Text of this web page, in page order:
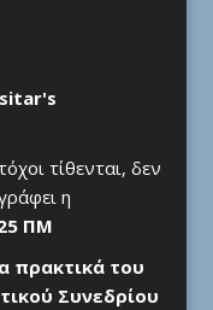
τίθενται, δεν
η
ΠΜ
πρακτικά του
Συνεδρίου